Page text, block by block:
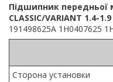
Підшипник передньої
CLASSIC/VARIANT 1.4-
191498625A 1H0407625
Сторона установки